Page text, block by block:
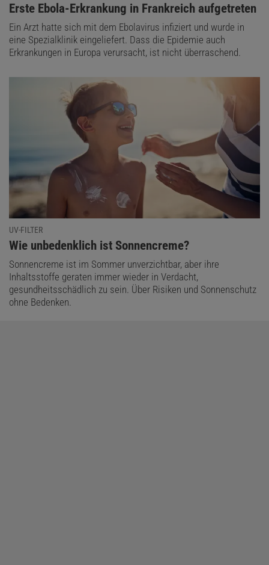
:
Erste Ebola-Erkrankung in Frankreich aufgetreten
Ein Arzt hatte sich mit dem Ebolavirus infiziert und wurde in
eine Spezialklinik eingeliefert. Dass die Epidemie auch
Erkrankungen in Europa verursacht, ist nicht überraschend.
UV-FILTER
:
Wie unbedenklich ist Sonnencreme?
Sonnencreme ist im Sommer unverzichtbar, aber ihre
Inhaltsstoffe geraten immer wieder in Verdacht,
gesundheitsschädlich zu sein. Über Risiken und Sonnenschutz
ohne Bedenken.